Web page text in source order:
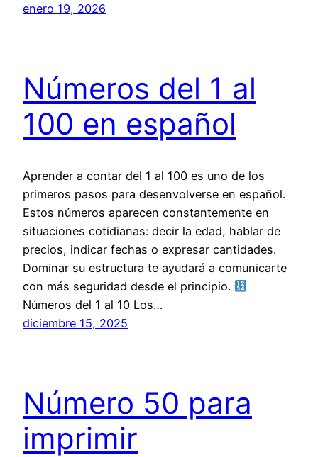
enero 19, 2026
Números del 1 al
100 en español
Aprender a contar del 1 al 100 es uno de los
primeros pasos para desenvolverse en español.
Estos números aparecen constantemente en
situaciones cotidianas: decir la edad, hablar de
precios, indicar fechas o expresar cantidades.
Dominar su estructura te ayudará a comunicarte
con más seguridad desde el principio.
Números del 1 al 10 Los…
diciembre 15, 2025
Número 50 para
imprimir